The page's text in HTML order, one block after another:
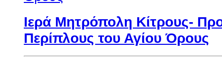
Ιερά Μητρόπολη Κίτρους-
Περίπλους του Αγίου Όρους